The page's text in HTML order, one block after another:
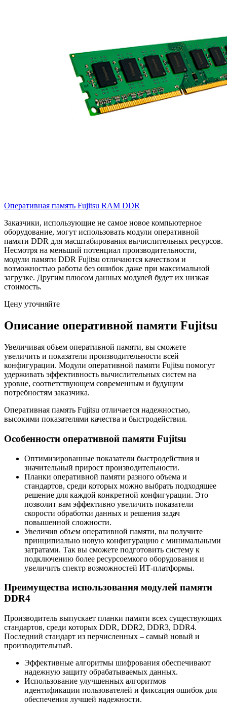
Оперативная память Fujitsu RAM DDR
Заказчики, использующие не самое новое компьютерное
оборудование, могут использовать модули оперативной
памяти DDR для масштабирования вычислительных ресурсов.
Несмотря на меньший потенциал производительности,
модули памяти DDR Fujitsu отличаются качеством и
возможностью работы без ошибок даже при максимальной
загрузке. Другим плюсом данных модулей будет их низкая
стоимость.
Цену уточняйте
Описание оперативной памяти Fujitsu
Увеличивая объем оперативной памяти, вы сможете
увеличить и показатели производительности всей
конфигурации. Модули оперативной памяти Fujitsu помогут
удерживать эффективность вычислительных систем на
уровне, соответствующем современным и будущим
потребностям заказчика.
Оперативная память Fujitsu отличается надежностью,
высокими показателями качества и быстродействия.
Особенности оперативной памяти Fujitsu
Оптимизированные показатели быстродействия и
значительный прирост производительности.
Планки оперативной памяти разного объема и
стандартов, среди которых можно выбрать подходящее
решение для каждой конкретной конфигурации. Это
позволит вам эффективно увеличить показатели
скорости обработки данных и решения задач
повышенной сложности.
Увеличив объем оперативной памяти, вы получите
принципиально новую конфигурацию с минимальными
затратами. Так вы сможете подготовить систему к
подключению более ресурсоемкого оборудования и
увеличить спектр возможностей ИТ-платформы.
Преимущества использования модулей памяти
DDR4
Производитель выпускает планки памяти всех существующих
стандартов, среди которых DDR, DDR2, DDR3, DDR4.
Последний стандарт из перчисленных – самый новый и
производительный.
Эффективные алгоритмы шифрования обеспечивают
надежную защиту обрабатываемых данных.
Использование улучшенных алгоритмов
идентификации пользователей и фиксация ошибок для
обеспечения лучшей надежности.